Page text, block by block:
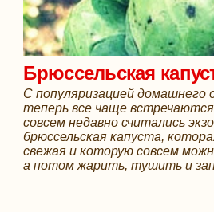
Брюссельская
С популяризацией домашнего
теперь все чаще
совсем недавно считались
брюссельская капуста,
свежая и которую совсем
а потом жарить, тушить и